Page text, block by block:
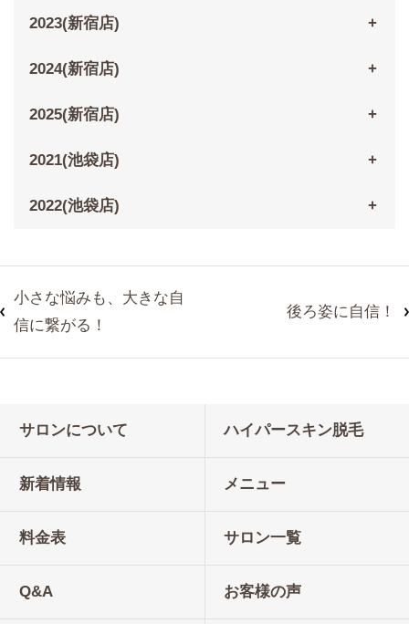
2023(新宿店)
2024(新宿店)
2025(新宿店)
2021(池袋店)
2022(池袋店)
小さな悩みも、大きな自
信に繋がる！
後ろ姿に自信！
サロンについて ハイパースキン脱毛
新着情報 メニュー
料金表 サロン一覧
Q&A お客様の声